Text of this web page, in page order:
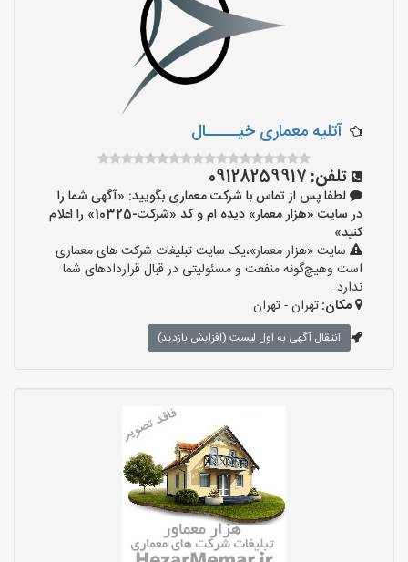
آتلیه معماری خیـــــال
تلفن: 09128259917
لطفا پس از تماس با شرکت معماری بگویید: «آگهی شما را
در سایت «هزار معمار» دیده ام و کد «شرکت-10325» را اعلام
کنید»
سایت «هزار معمار»،یک سایت تبلیغات شرکت های معماری
است وهیچ‌گونه منفعت و مسئولیتی در قبال قراردادهای شما
ندارد.
مکان:تهران - تهران
انتقال آگهی به اول لیست (افزایش بازدید)